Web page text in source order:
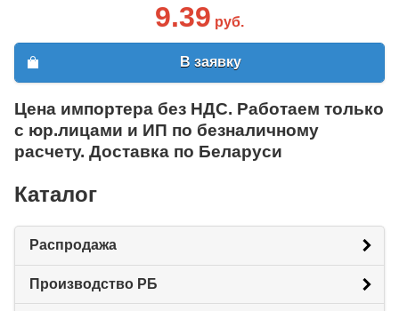
9.39 руб.
В заявку
Цена импортера без НДС. Работаем только
с юр.лицами и ИП по безналичному
расчету. Доставка по Беларуси
Каталог
Распродажа
Производство РБ